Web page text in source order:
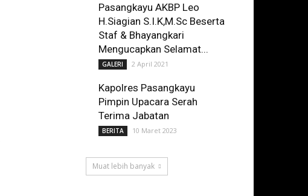
Pasangkayu AKBP Leo
H.Siagian S.I.K,M.Sc Beserta
Staf & Bhayangkari
Mengucapkan Selamat...
GALERI 2 April 2021
Kapolres Pasangkayu
Pimpin Upacara Serah
Terima Jabatan
BERITA 10 Maret 2023
Muat lebih banyak